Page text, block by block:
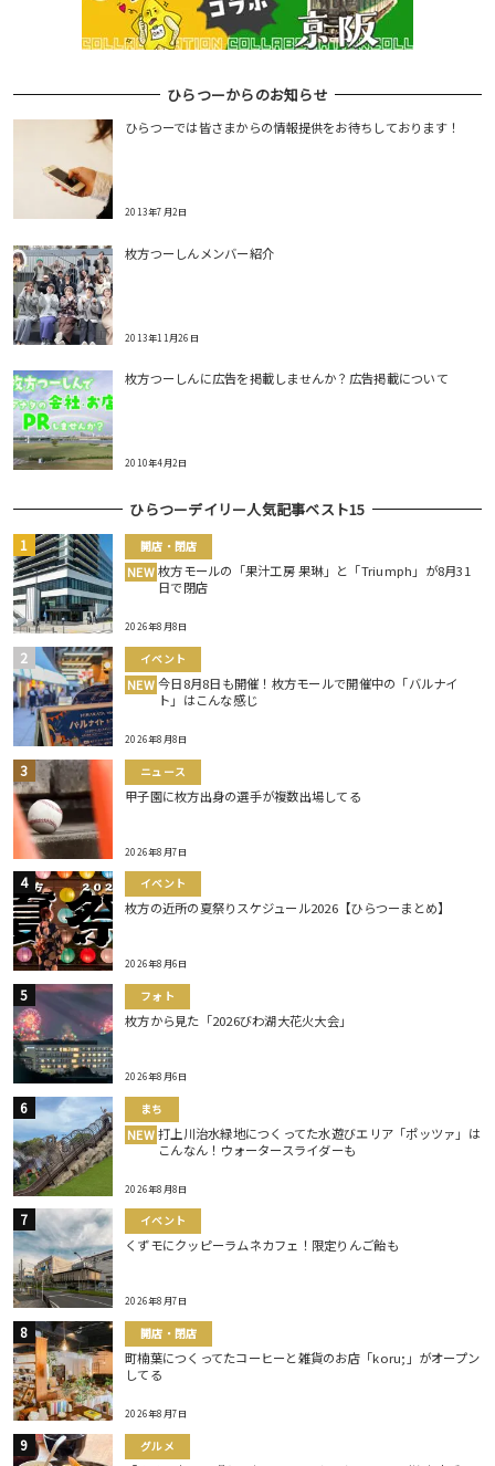
ひらつーからのお知らせ
ひらつーでは皆さまからの情報提供をお待ちしております！
2013年7月2日
枚方つーしんメンバー紹介
2013年11月26日
枚方つーしんに広告を掲載しませんか？広告掲載について
2010年4月2日
ひらつーデイリー人気記事ベスト15
開店・閉店
NEW 枚方モールの「果汁工房 果琳」と「Triumph」が8月31
日で閉店
2026年8月8日
イベント
NEW 今日8月8日も開催！枚方モールで開催中の「バルナイ
ト」はこんな感じ
2026年8月8日
ニュース
甲子園に枚方出身の選手が複数出場してる
2026年8月7日
イベント
枚方の近所の夏祭りスケジュール2026【ひらつーまとめ】
2026年8月6日
フォト
枚方から見た「2026びわ湖大花火大会」
2026年8月6日
まち
NEW 打上川治水緑地につくってた水遊びエリア「ポッツァ」は
こんなん！ウォータースライダーも
2026年8月8日
イベント
くずモにクッピーラムネカフェ！限定りんご飴も
2026年8月7日
開店・閉店
町楠葉につくってたコーヒーと雑貨のお店「koru;」がオープン
してる
2026年8月7日
グルメ